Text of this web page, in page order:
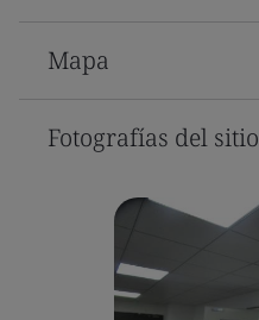
Mapa
Fotografías del sitio